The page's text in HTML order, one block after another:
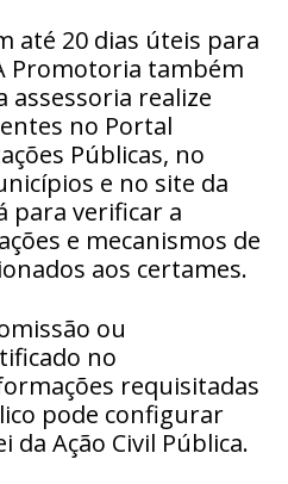
até 20 dias úteis para
Promotoria também
realize
no Portal
Públicas, no
e no site da
para verificar a
e mecanismos de
aos certames.
ou
no
requisitadas
pode configurar
da Ação Civil Pública.